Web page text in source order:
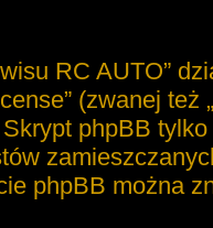
RC AUTO”
” (zwanej też
Skrypt phpBB
phpBB można